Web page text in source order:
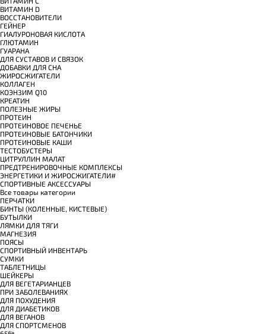
ВИТАМИН D
ВОССТАНОВИТЕЛИ
ГЕЙНЕР
ГИАЛУРОНОВАЯ КИСЛОТА
ГЛЮТАМИН
ГУАРАНА
ДЛЯ СУСТАВОВ И СВЯЗОК
ДОБАВКИ ДЛЯ СНА
ЖИРОСЖИГАТЕЛИ
КОЛЛАГЕН
КОЭНЗИМ Q10
КРЕАТИН
ПОЛЕЗНЫЕ ЖИРЫ
ПРОТЕИН
ПРОТЕИНОВОЕ ПЕЧЕНЬЕ
ПРОТЕИНОВЫЕ БАТОНЧИКИ
ПРОТЕИНОВЫЕ КАШИ
ТЕСТОБУСТЕРЫ
ЦИТРУЛЛИН МАЛАТ
ПРЕДТРЕНИРОВОЧНЫЕ КОМПЛЕКСЫ
ЭНЕРГЕТИКИ И ЖИРОСЖИГАТЕЛИ#
СПОРТИВНЫЕ АКСЕССУАРЫ
Все товары категории
ПЕРЧАТКИ
БИНТЫ (КОЛЕННЫЕ, КИСТЕВЫЕ)
БУТЫЛКИ
ЛЯМКИ ДЛЯ ТЯГИ
МАГНЕЗИЯ
ПОЯСЫ
СПОРТИВНЫЙ ИНВЕНТАРЬ
СУМКИ
ТАБЛЕТНИЦЫ
ШЕЙКЕРЫ
ДЛЯ ВЕГЕТАРИАНЦЕВ
ПРИ ЗАБОЛЕВАНИЯХ
ДЛЯ ПОХУДЕНИЯ
ДЛЯ ДИАБЕТИКОВ
ДЛЯ ВЕГАНОВ
ДЛЯ СПОРТСМЕНОВ